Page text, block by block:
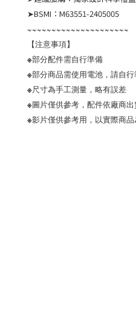
➤BSMI：M63551-2405005
~~~~~~~~~~~~~~~~~~~~~
【注意事項】
※部分配件需自行準備
※部分商品需使用電池，請自
※尺寸為手工測量，略有誤差
※圖片僅供參考，配件依廠商
※影片僅供參考用，以實際商品